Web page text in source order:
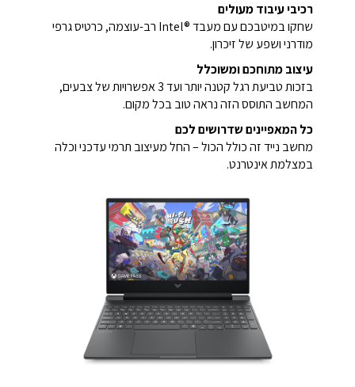
רכיבי עיבוד מעולים
שחקו במיטבכם עם מעבד Intel®‎ רב-עוצמה, כרטיס גרפי
מודרני ושפע של זיכרון.
עיצוב מתוחכם ומשוכלל
בזכות טביעת רגל קטנה יותר ועד 3 אפשרויות של צבעים,
המחשב התוסס הזה נראה טוב בכל מקום.
כל המאפיינים שדרושים לכם
מחשב נייד זה כולל הכול – החל מעיצוב תרמי עדכני וכלה
במצלמת אינטרנט.